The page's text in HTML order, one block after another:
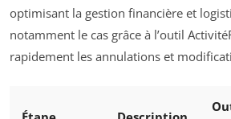
optimisant la gestion financière et
notamment le cas grâce à l’outil
rapidement les annulations et